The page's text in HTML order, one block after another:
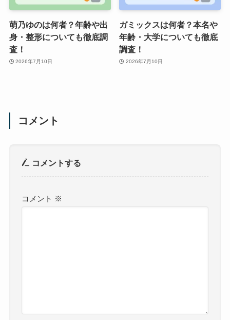
萌乃ゆのは何者？年齢や出
身・整形についても徹底調
査！
2026年7月10日
ガミックスは何者？本名や
年齢・大学についても徹底
調査！
2026年7月10日
コメント
コメントする
コメント ※